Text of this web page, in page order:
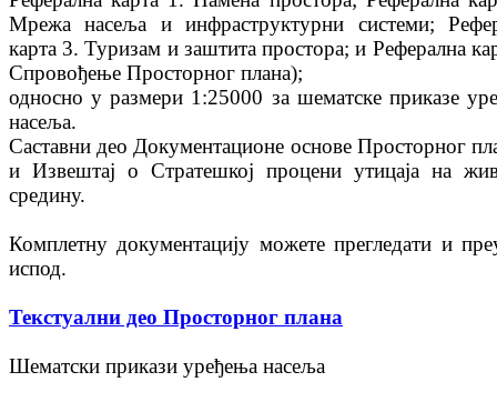
Мрежа насеља и инфраструктурни системи;
карта 3. Туризам и заштита простора; и Реферална
Спровођење Просторног планa);
односно у размери 1:25000 за шематске приказе
насеља.
Саставни део Документационе основе Просторног
и Извештај о Стратешкој процени утицаја на
средину.
Комплетну документацију можете прегледати и
испод.
Текстуални део Просторног плана
Шематски прикази уређења насеља